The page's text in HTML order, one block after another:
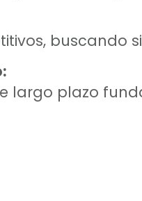
buscando
largo plazo